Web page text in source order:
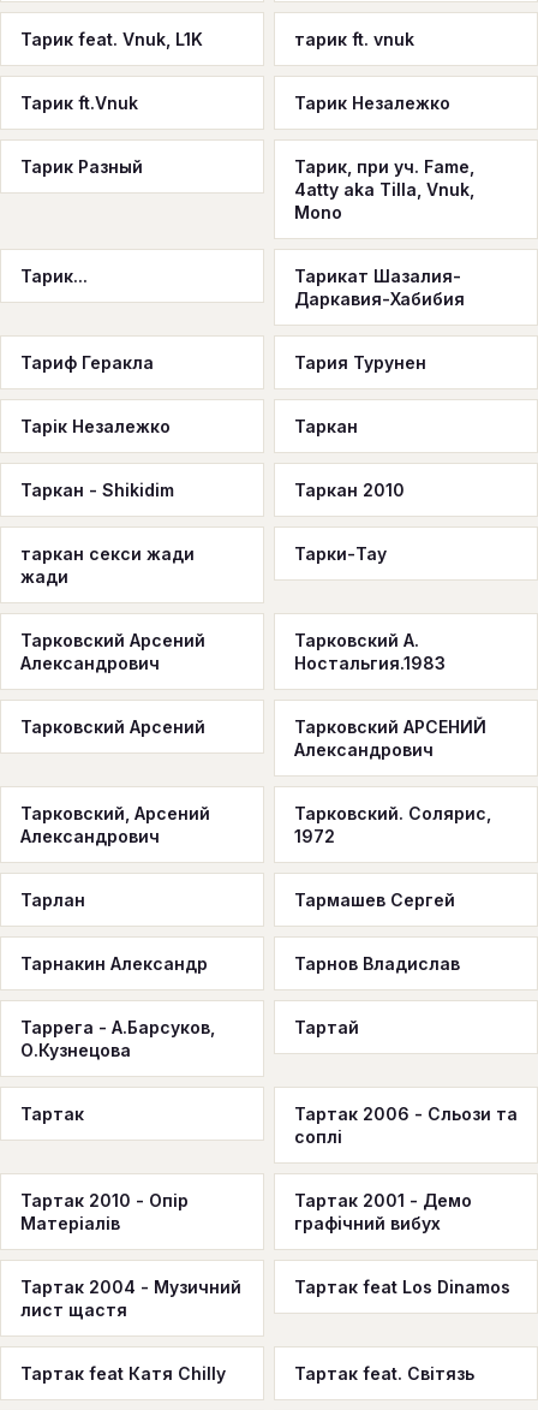
Тарик feat. Vnuk, L1K тарик ft. vnuk
Тарик ft.Vnuk Тарик Незалежко
Тарик Разный
Тарик, при уч. Fame,
4atty aka Tilla, Vnuk,
Mono
Тарик...
Тарикат Шазалия-
Даркавия-Хабибия
Тариф Геракла Тария Турунен
Тарік Незалежко Таркан
Таркан - Shikidim Таркан 2010
таркан секси жади
жади
Тарки-Тау
Тарковский Арсений
Александрович
Тарковский А.
Ностальгия.1983
Тарковский Арсений
Тарковский АРСЕНИЙ
Александрович
Тарковский, Арсений
Александрович
Тарковский. Солярис,
1972
Тарлан Тармашев Сергей
Тарнакин Александр Тарнов Владислав
Таррега - А.Барсуков,
О.Кузнецова
Тартай
Тартак
Тартак 2006 - Сльози та
соплі
Тартак 2010 - Опір
Матеріалів
Тартак 2001 - Демо
графiчний вибух
Тартак 2004 - Музичний
лист щастя
Тартак feat Los Dinamos
Тартак feat Катя Chilly Тартак feat. Cвітязь